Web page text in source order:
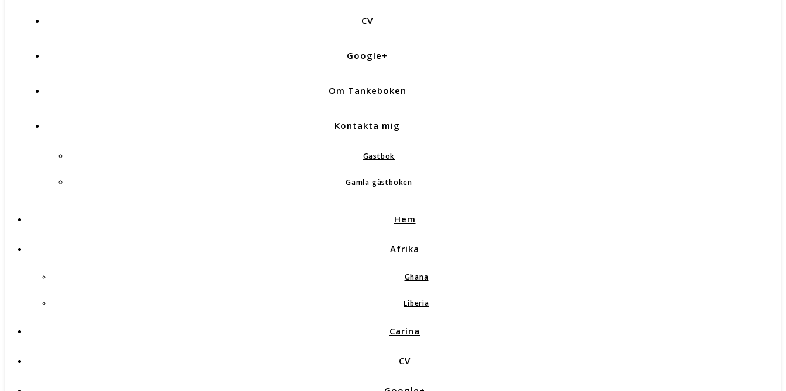
CV
Google+
Om Tankeboken
Kontakta mig
Gästbok
Gamla gästboken
Hem
Afrika
Ghana
Liberia
Carina
CV